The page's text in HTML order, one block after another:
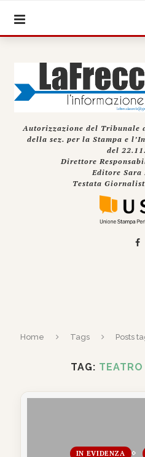
Autorizzazione del Tribunale
della sez. per la Stampa e
del
Direttore
Editore Sara
Testata
Home Tags Posts
TAG:
IN EVIDENZA